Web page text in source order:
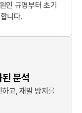
규명부터 초기
니다.
분석
고, 재발 방지를